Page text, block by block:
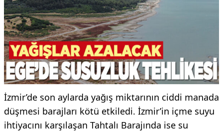
İzmir’de son aylarda yağış miktarının ciddi manada
düşmesi barajları kötü etkiledi. İzmir’in içme suyu
ihtiyacını karşılaşan Tahtalı Barajında ise su